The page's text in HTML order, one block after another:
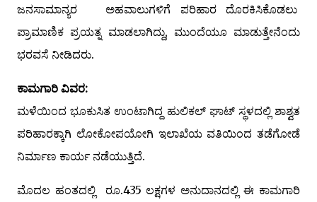
ಜನಸಾಮಾನ್ಯರ ಅಹವಾಲುಗಳಿಗೆ ಪರಿಹಾರ ದೊರಕಿಸಿಕೊಡಲು
ಪ್ರಾಮಾಣಿಕ ಪ್ರಯತ್ನ ಮಾಡಲಾಗಿದ್ದು, ಮುಂದೆಯೂ ಮಾಡುತ್ತೇನೆಂದು
ಭರವಸೆ ನೀಡಿದರು.
ಕಾಮಗಾರಿ ವಿವರ:
ಮಳೆಯಿಂದ ಭೂಕುಸಿತ ಉಂಟಾಗಿದ್ದ ಹುಲಿಕಲ್ ಘಾಟ್ ಸ್ಥಳದಲ್ಲಿ ಶಾಶ್ವತ
ಪರಿಹಾರಕ್ಕಾಗಿ ಲೋಕೋಪಯೋಗಿ ಇಲಾಖೆಯ ವತಿಯಿಂದ ತಡೆಗೋಡೆ
ನಿರ್ಮಾಣ ಕಾರ್ಯ ನಡೆಯುತ್ತಿದೆ.
ಮೊದಲ ಹಂತದಲ್ಲಿ ರೂ.435 ಲಕ್ಷಗಳ ಅನುದಾನದಲ್ಲಿ ಈ ಕಾಮಗಾರಿ